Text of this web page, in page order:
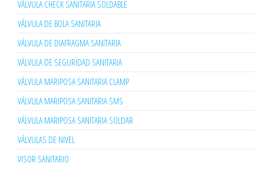
VÁLVULA CHECK SANITARIA SOLDABLE
VÁLVULA DE BOLA SANITARIA
VÁLVULA DE DIAFRAGMA SANITARIA
VÁLVULA DE SEGURIDAD SANITARIA
VÁLVULA MARIPOSA SANITARIA CLAMP
VÁLVULA MARIPOSA SANITARIA SMS
VÁLVULA MARIPOSA SANITARIA SOLDAR
VÁLVULAS DE NIVEL
VISOR SANITARIO